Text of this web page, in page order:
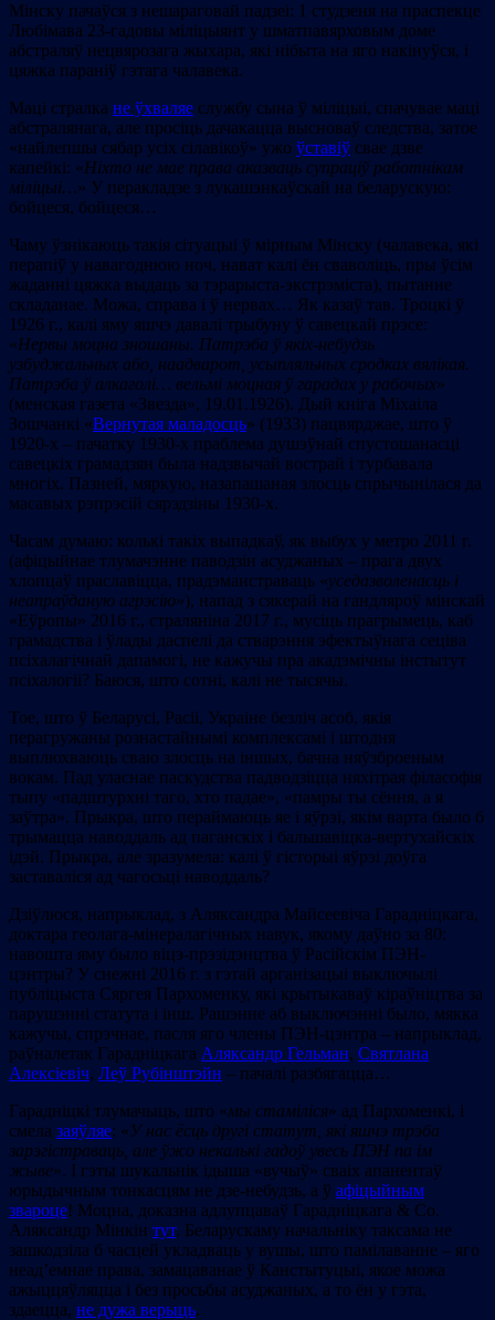
Мінску пачаўся з нешараговай падзеі: 1 студзеня на праспекце
Любімава 23-гадовы міліцыянт у шматпавярховым доме
абстраляў нецвярозага жыхара, які нібыта на яго накінуўся, і
цяжка параніў гэтага чалавека.
Маці стралка не ўхваляе службу сына ў міліцыі, спачувае маці
абстралянага, але просіць дачакацца высноваў следства, затое
«найлепшы сябар усіх сілавікоў» ужо ўставіў свае дзве
капейкі: «Ніхто не мае права аказваць супраціў работнікам
міліцыі…» У перакладзе з лукашэнкаўскай на беларускую:
бойцеся, бойцеся…
Чаму ўзнікаюць такія сітуацыі ў мірным Мінску (чалавека, які
перапіў у навагоднюю ноч, нават калі ён сваволіць, пры ўсім
жаданні цяжка выдаць за тэрарыста-экстрэміста), пытанне
складанае. Можа, справа і ў нервах… Як казаў тав. Троцкі ў
1926 г., калі яму яшчэ давалі трыбуну ў савецкай прэсе:
«Нервы моцна зношаны. Патрэба ў якіх-небудзь
узбуджальных або, наадварот, усыпляльных сродках вялікая.
Патрэба ў алкаголі… вельмі моцная ў гарадах у рабочых»
(менская газета «Звезда», 19.01.1926). Дый кніга Міхаіла
Зошчанкі «Вернутая маладосць» (1933) пацвярджае, што ў
1920-х – пачатку 1930-х праблема душэўнай спустошанасці
савецкіх грамадзян была надзвычай вострай і турбавала
многіх. Пазней, мяркую, назапашаная злосць спрычынілася да
масавых рэпрэсій сярэдзіны 1930-х.
Часам думаю: колькі такіх выпадкаў, як выбух у метро 2011 г.
(афіцыйнае тлумачэнне паводзін асуджаных – прага двух
хлопцаў праславіцца, прадэманстраваць «уседазволенасць і
неапраўданую агрэсію»), напад з сякерай на гандляроў мінскай
«Еўропы» 2016 г., страляніна 2017 г., мусіць прагрымець, каб
грамадства і ўлады даспелі да стварэння эфектыўнага сеціва
псіхалагічнай дапамогі, не кажучы пра акадэмічны інстытут
псіхалогіі? Баюся, што сотні, калі не тысячы.
Тое, што ў Беларусі, Расіі, Украіне безліч асоб, якія
перагружаны рознастайнымі комплексамі і штодня
выплюхваюць сваю злосць на іншых, бачна няўзброеным
вокам. Пад уласнае паскудства падводзіцца няхітрая філасофія
тыпу «падштурхні таго, хто падае», «памры ты сёння, а я
заўтра». Прыкра, што пераймаюць яе і яўрэі, якім варта было б
трымацца наводдаль ад паганскіх і бальшавіцка-вертухайскіх
ідэй. Прыкра, але зразумела: калі ў гісторыі яўрэі доўга
заставаліся ад чагосьці наводдаль?
Дзіўлюся, напрыклад, з Аляксандра Майсеевіча Гарадніцкага,
доктара геолага-мінералагічных навук, якому даўно за 80:
навошта яму было віцэ-прэзідэнцтва ў Расійскім ПЭН-
цэнтры? У снежні 2016 г. з гэтай арганізацыі выключылі
публіцыста Cяргея Пархоменку, які крытыкаваў кіраўніцтва за
парушэнні статута і інш. Рашэнне аб выключэнні было, мякка
кажучы, спрэчнае, пасля яго члены ПЭН-цэнтра – напрыклад,
раўналетак Гарадніцкага Аляксандр Гельман, Святлана
Алексіевіч, Леў Рубінштэйн – пачалі разбягацца…
Гарадніцкі тлумачыць, што «мы стаміліся» ад Пархоменкі, і
смела заяўляе: «У нас ёсць другі статут, які яшчэ трэба
зарэгістраваць, але ўжо некалькі гадоў увесь ПЭН па ім
жыве». І гэты шукальнік ідыша «вучыў» сваіх апанентаў
юрыдычным тонкасцям не дзе-небудзь, а ў афіцыйным
звароце! Моцна, доказна адлупцаваў Гарадніцкага & Со.
Аляксандр Мінкін тут. Беларускаму начальніку таксама не
зашкодзіла б часцей укладваць у вушы, што памілаванне – яго
неад’емнае права, замацаванае ў Канстытуцыі, якое можа
ажыццяўляцца і без просьбы асуджаных, а то ён у гэта,
здаецца, не дужа верыць.